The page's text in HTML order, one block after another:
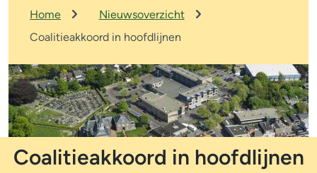
k
e
n
o
t
i
f
K
u
m
e
l
p
a
Home
Nieuwsoverzicht
Coalitieakkoord in hoofdlijnen
Coalitieakkoord in hoofdlijnen